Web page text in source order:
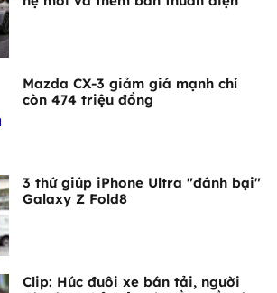
Mazda CX-3 giảm giá mạnh chỉ
còn 474 triệu đồng
3 thứ giúp iPhone Ultra "đánh bại"
Galaxy Z Fold8
Clip: Húc đuôi xe bán tải, người